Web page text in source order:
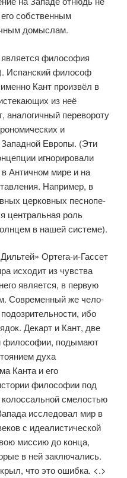
собственным
домыслам.
философия
Испанский философ
Кант произвёл в
из неё
аналогичный перевороту
и
Западной Европы. (Эти
игнорировали
Античном мире и на
Например, в
церковных песнопе­
центральная роль
в нашей системе).
Ортега-и-Гассет
исходит из чувства
является, в первую
Современный же чело­
ибо
Декарт и Кант, две
философии, подымают
духа
Канта и его
филосо­фии под
смелостью
исследовал мир в
с идеалистической
миссию до конца,
в ней заключались.
что это ошибка. <.>